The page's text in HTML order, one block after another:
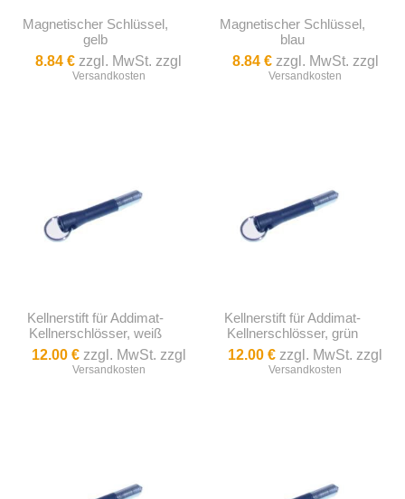
Magnetischer Schlüssel,
gelb
8.84 € zzgl. MwSt. zzgl
Versandkosten
Magnetischer Schlüssel,
blau
8.84 €zzgl. MwSt. zzgl
Versandkosten
Kellnerstift für Addimat-
Kellnerschlösser, weiß
12.00 €zzgl. MwSt. zzgl
Versandkosten
Kellnerstift für Addimat-
Kellnerschlösser, grün
12.00 € zzgl. MwSt. zzgl
Versandkosten